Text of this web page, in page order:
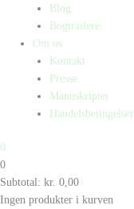
Blog
Bogtrailere
Om os
Kontakt
Presse
Manuskripter
Handelsbetingelser
0
0
Subtotal: kr. 0,00
Ingen produkter i kurven